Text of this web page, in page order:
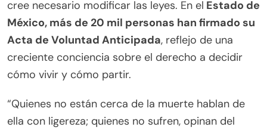
cree necesario modificar las leyes. En el Estado de
México, más de 20 mil personas han firmado su
Acta de Voluntad Anticipada, reflejo de una
creciente conciencia sobre el derecho a decidir
cómo vivir y cómo partir.
“Quienes no están cerca de la muerte hablan de
ella con ligereza; quienes no sufren, opinan del